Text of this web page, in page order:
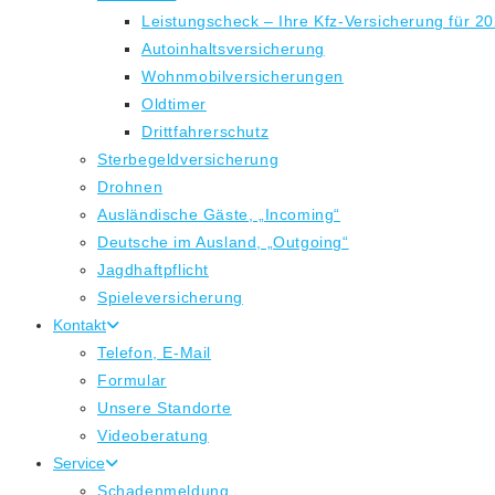
Leistungscheck – Ihre Kfz-Versicherung für
Autoinhaltsversicherung
Wohnmobilversicherungen
Oldtimer
Drittfahrerschutz
Sterbegeldversicherung
Drohnen
Ausländische Gäste, „Incoming“
Deutsche im Ausland, „Outgoing“
Jagdhaftpflicht
Spieleversicherung
Kontakt
Telefon, E-Mail
Formular
Unsere Standorte
Videoberatung
Service
Schadenmeldung